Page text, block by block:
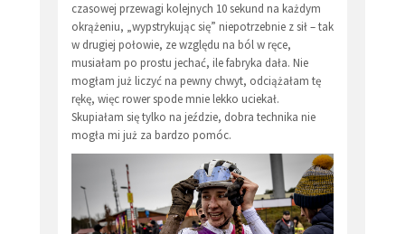
czasowej przewagi kolejnych 10 sekund na każdym
okrążeniu, „wypstrykując się” niepotrzebnie z sił – tak
w drugiej połowie, ze względu na ból w ręce,
musiałam po prostu jechać, ile fabryka dała. Nie
mogłam już liczyć na pewny chwyt, odciążałam tę
rękę, więc rower spode mnie lekko uciekał.
Skupiałam się tylko na jeździe, dobra technika nie
mogła mi już za bardzo pomóc.